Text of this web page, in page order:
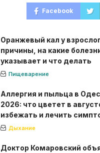
Facebook
Оранжевый кал у
причины, на какие
указывает и что делать
Пищеварение
Аллергия и пыльца в
2026: что цветет в
избежать и лечить
Дыхание
Доктор Комаровский